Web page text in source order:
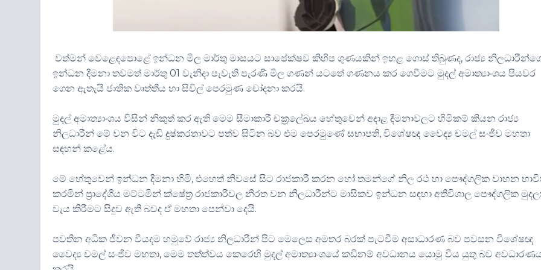
වත්මන් වෙළෙඳපොළේ ඉන්ධන මිල මාර්තු මාසයට සාපේක්ෂව කිහිප ගුණයකින් ඉහළ ගොස් තිබුණද, රාජ්‍ය
ඉන්ධන දීමනා තවමත් මාර්තු 01 වැනිදා පැවැති පැරණි මිල ගණන් යටතේ ගණනය කර ගෙවීමට මුදල් අමාත්‍යාංශය පියවර
ගෙන ඇතැයි ජාතික වෘත්තීය හා සිවිල් පෙරමුණ චෝදනා කරයි.
මුදල් අමාත්‍යාංශය විසින් නිකුත් කර ඇති මෙම සීමාකාරී චක්‍රලේඛය හේතුවෙන් අදාළ දීමනාවලට හිමිකම් කියන රාජ්‍ය
නිලධාරීන් මේ වන විට දැඩි දුෂ්කරතාවට පත්ව සිටින බව එම පෙරමුණේ සභාපති, විශේෂඥ වෛද්‍ය චමල් සංජීව මහතා
සඳහන් කළේය.
මේ හේතුවෙන් ඉන්ධන දීමනා හිමි, එහෙත් නිවසේ සිට රාජකාරී කරන හෝ තමන්ගේ නිල රථ හා පෞද්ගලික වාහන
කරමින් ප්‍රාදේශීය මට්ටමින් ක්ෂේත්‍ර රාජකාරිවල නිරත වන නිලධාරීන්ට මාසිකව ඉන්ධන සඳහා අතිවිශාල පෞද්ගලික
වැය කිරීමට සිදුව ඇති බවද ඒ මහතා පෙන්වා දෙයි.
පවතින අධික ජීවන වියදම හමුවේ රාජ්‍ය නිලධාරීන් පිට මෙලෙස අමතර බරක් පැටවීම අසාධාරණ බව පවසන විශේෂඥ
වෛද්‍ය චමල් සංජීව මහතා, මෙම තත්ත්වය කෙරෙහි මුදල් අමාත්‍යාංශයේ කඩිනම් අවධානය යොමු විය යුතු බව